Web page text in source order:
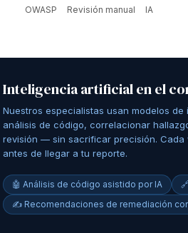
OWASP
Revisión manual IA
Inteligencia artificial en el
Nuestros especialistas usan modelos
análisis de código, correlacionar
revisión — sin sacrificar precisión. Cada
antes de llegar a tu reporte.
🤖 Análisis de código asistido por IA
✍️ Recomendaciones de remediación